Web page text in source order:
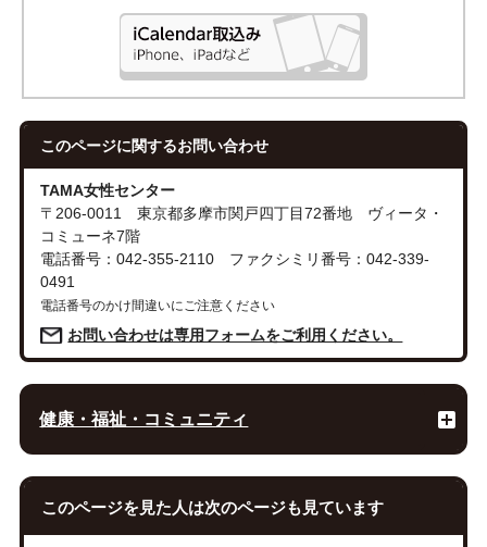
このページに関するお問い合わせ
TAMA女性センター
〒206-0011 東京都多摩市関戸四丁目72番地 ヴィータ・
コミューネ7階
電話番号：042-355-2110 ファクシミリ番号：042-339-
0491
電話番号のかけ間違いにご注意ください
お問い合わせは専用フォームをご利用ください。
健康・福祉・コミュニティ
このページを見た人は次のページも見ています